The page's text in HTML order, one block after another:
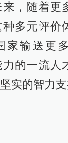
，随着更
多元评价
家输送更
的一流人
实的智力支